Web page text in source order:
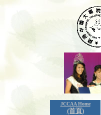
JCCAA Home
(首頁)